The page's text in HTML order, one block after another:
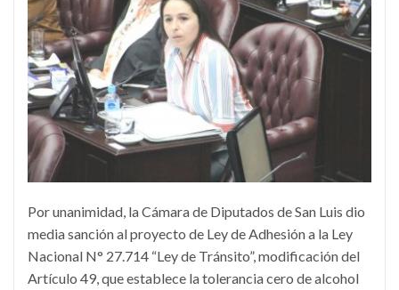
Por unanimidad, la Cámara de Diputados de San Luis dio
media sanción al proyecto de Ley de Adhesión a la Ley
Nacional N° 27.714 “Ley de Tránsito”, modificación del
Artículo 49, que establece la tolerancia cero de alcohol